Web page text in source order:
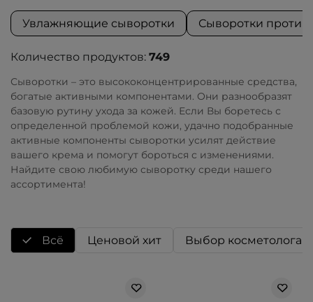
Увлажняющие сыворотки Сыворотки
Количество продуктов: 749
Сыворотки – это высококонцентрированные средства,
богатые активными компонентами. Они разнообразят
базовую рутину ухода за кожей. Если Вы боретесь с
определенной проблемой кожи, удачно подобранные
активные компоненты сыворотки усилят действие
вашего крема и помогут бороться с изменениями.
Найдите свою любимую сыворотку среди нашего
ассортимента!
Всё Ценовой хит Выбор косметолога